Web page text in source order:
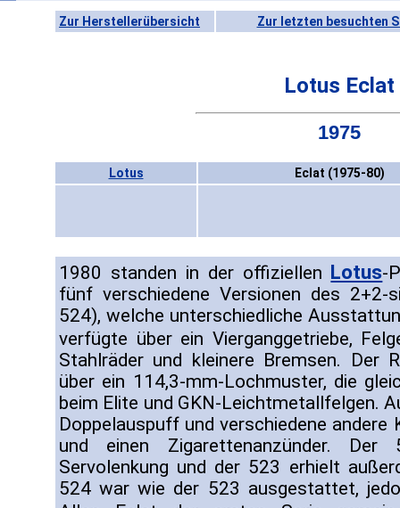
Zur Herstellerübersicht Zur letzten besuchten
Lotus Eclat
1975
Lotus Eclat (1975-80)
1980 standen in der offiziellen Lotus-
fünf verschiedene Versionen des
524), welche unterschiedliche
verfügte über ein Vierganggetriebe,
Stahlräder und kleinere Bremsen. Der
über ein 114,3-mm-Lochmuster, die
beim Elite und GKN-Leichtmetallfelgen.
Doppelauspuff und verschiedene
und einen Zigarettenanzünder.
Servolenkung und der 523 erhielt
524 war wie der 523 ausgestattet,